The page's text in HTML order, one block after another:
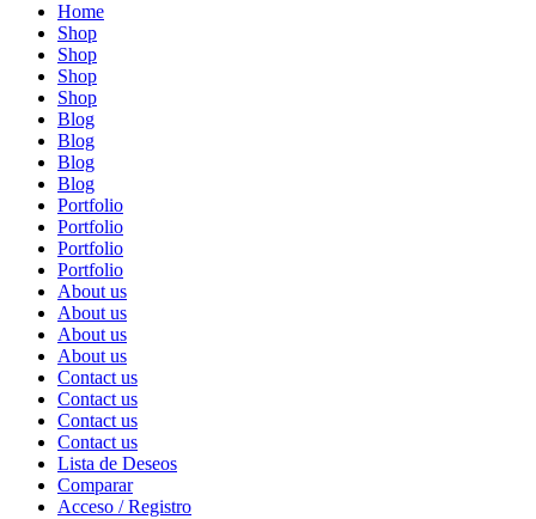
Home
Shop
Shop
Shop
Shop
Blog
Blog
Blog
Blog
Portfolio
Portfolio
Portfolio
Portfolio
About us
About us
About us
About us
Contact us
Contact us
Contact us
Contact us
Lista de Deseos
Comparar
Acceso / Registro